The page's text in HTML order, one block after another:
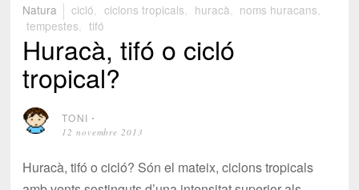
Natura cicló ciclons tropicals huracà noms huracans
tempestes
tifó
Huracà, tifó o cicló
tropical?
TONI ⋅
12 novembre 2013
Huracà, tifó o cicló? Són el mateix, ciclons tropicals